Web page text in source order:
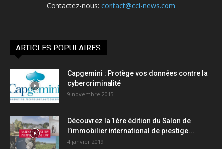
Contactez-nous: contact@cci-news.com
ARTICLES POPULAIRES
Capgemini : Protège vos données contre la
cybercriminalité
9 novembre 2015
Découvrez la 1ère édition du Salon de
l’immobilier international de prestige...
4 janvier 2019